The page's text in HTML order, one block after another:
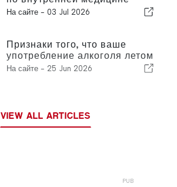
(CNMI)
На сайте - 03 Jul 2026
Признаки того, что ваше
употребление алкоголя летом
вышло из-под контроля
На сайте - 25 Jun 2026
VIEW ALL ARTICLES